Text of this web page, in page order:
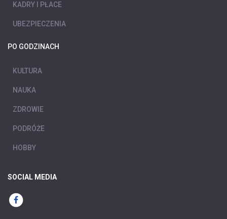
KADRY I PŁACE
UBEZPIECZENIA
PO GODZINACH
KULTURA
NAUKA
ZDROWIE
PODRÓŻE
HOBBY
SOCIAL MEDIA